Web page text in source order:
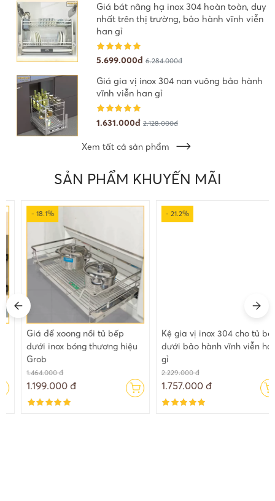
Giá bát nâng hạ inox 304 hoàn toàn, duy
nhất trên thị trường, bảo hành vĩnh viễn
han gỉ
5.699.000đ 6.284.000đ
Giá gia vị inox 304 nan vuông bảo hành
vĩnh viễn han gỉ
1.631.000đ 2.128.000đ
Xem tất cả sản phẩm
SẢN PHẨM KHUYẾN MÃI
- 18.1%
Giá để xoong nồi tủ bếp
dưới inox bóng thương hiệu
Grob
1.464.000 đ
1.199.000 đ
- 21.2%
Kệ gia vị inox 304 cho tủ bếp
dưới bảo hành vĩnh viễn han
2.229.000 đ
1.757.000 đ